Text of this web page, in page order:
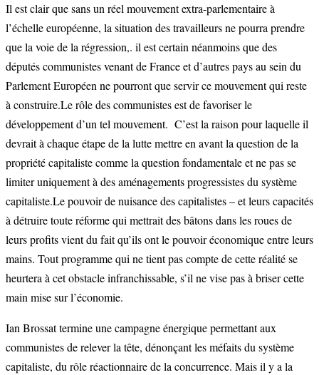
Il est clair que sans un réel mouvement extra-parlementaire à
l’échelle européenne, la situation des travailleurs ne pourra prendre
que la voie de la régression,. il est certain néanmoins que des
députés communistes venant de France et d’autres pays au sein du
Parlement Européen ne pourront que servir ce mouvement qui reste
à construire.Le rôle des communistes est de favoriser le
développement d’un tel mouvement. C’est la raison pour laquelle il
devrait à chaque étape de la lutte mettre en avant la question de la
propriété capitaliste comme la question fondamentale et ne pas se
limiter uniquement à des aménagements progressistes du système
capitaliste.Le pouvoir de nuisance des capitalistes – et leurs capacités
à détruire toute réforme qui mettrait des bâtons dans les roues de
leurs profits vient du fait qu’ils ont le pouvoir économique entre leurs
mains. Tout programme qui ne tient pas compte de cette réalité se
heurtera à cet obstacle infranchissable, s’il ne vise pas à briser cette
main mise sur l’économie.
Ian Brossat termine une campagne énergique permettant aux
communistes de relever la tête, dénonçant les méfaits du système
capitaliste, du rôle réactionnaire de la concurrence. Mais il y a la